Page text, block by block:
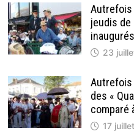
Autrefois
jeudis
inaugurés
23
Autrefois
des «
comparé
17